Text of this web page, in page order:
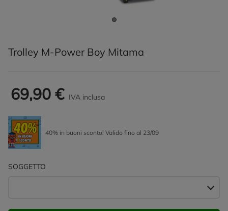
Trolley M-Power Boy Mitama
69,90 € IVA inclusa
40% in buoni sconto! Valido fino al 23/09
SOGGETTO